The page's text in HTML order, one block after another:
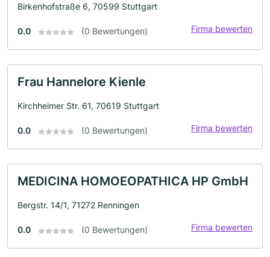
Birkenhofstraße 6, 70599 Stuttgart
0.0 (0 Bewertungen) Firma bewerten
Frau Hannelore Kienle
Kirchheimer Str. 61, 70619 Stuttgart
0.0 (0 Bewertungen) Firma bewerten
MEDICINA HOMOEOPATHICA HP GmbH
Bergstr. 14/1, 71272 Renningen
0.0 (0 Bewertungen) Firma bewerten